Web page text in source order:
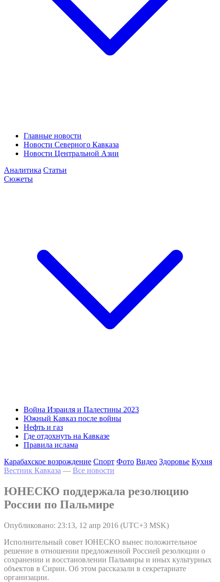
Главные новости
Новости Северного Кавказа
Новости Центральной Азии
Аналитика Статьи
Сюжеты
Война Израиля и Палестины 2023
Южный Кавказ после войны
Нефть и газ
Где отдохнуть на Кавказе
Правила ислама
Карабахское возрождение Спорт Фото Видео Здоровье Кухня
Вестник Кавказа — Все новости
ЮНЕСКО поддержала резолюцию
России по Пальмире
Опубликовано: 23:13, 12 апр 2016 (UTC+3 MSK)
Исполнительный совет ЮНЕСКО вынес положительное
решение в отношении предложенной Россией резолюции о
сохранении и восстановлении Пальмиры и иных культурных
объектов в Сирии. Об этом рассказали в секретариате
организации.